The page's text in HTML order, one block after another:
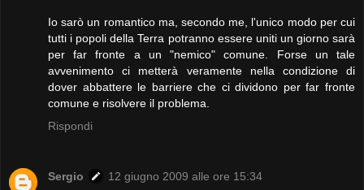
Io sarò un romantico ma, secondo me, l'unico modo per cui
tutti i popoli della Terra potranno essere uniti un giorno sarà
per far fronte a un "nemico" comune. Forse un tale
avvenimento ci metterà veramente nella condizione di
dover abbattere le barriere che ci dividono per far fronte
comune e risolvere il problema.
Rispondi
Sergio
12 giugno 2009 alle ore 15:34